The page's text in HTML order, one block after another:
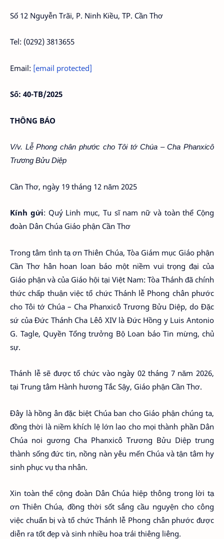
Số 12 Nguyễn Trãi, P. Ninh Kiều, TP. Cần Thơ
Tel: (0292) 3813655
Email: [email protected]
Số: 40-TB/2025
THÔNG BÁO
V/v. Lễ Phong chân phước cho Tôi tớ Chúa – Cha Phanxicô
Trương Bửu Diệp
Cần Thơ, ngày 19 tháng 12 năm 2025
Kính gửi: Quý Linh mục, Tu sĩ nam nữ và toàn thể Cộng
đoàn Dân Chúa Giáo phận Cần Thơ
Trong tâm tình tạ ơn Thiên Chúa, Tòa Giám mục Giáo phận
Cần Thơ hân hoan loan báo một niềm vui trọng đại của
Giáo phận và của Giáo hội tại Việt Nam: Tòa Thánh đã chính
thức chấp thuận việc tổ chức Thánh lễ Phong chân phước
cho Tôi tớ Chúa – Cha Phanxicô Trương Bửu Diệp, do Đặc
sứ của Đức Thánh Cha Lêô XIV là Đức Hồng y Luis Antonio
G. Tagle, Quyền Tổng trưởng Bộ Loan báo Tin mừng, chủ
sự.
Thánh lễ sẽ được tổ chức vào ngày 02 tháng 7 năm 2026,
tại Trung tâm Hành hương Tắc Sậy, Giáo phận Cần Thơ.
Đây là hồng ân đặc biệt Chúa ban cho Giáo phận chúng ta,
đồng thời là niềm khích lệ lớn lao cho mọi thành phần Dân
Chúa noi gương Cha Phanxicô Trương Bửu Diệp trung
thành sống đức tin, nồng nàn yêu mến Chúa và tận tâm hy
sinh phục vụ tha nhân.
Xin toàn thể cộng đoàn Dân Chúa hiệp thông trong lời tạ
ơn Thiên Chúa, đồng thời sốt sắng cầu nguyện cho công
việc chuẩn bị và tổ chức Thánh lễ Phong chân phước được
diễn ra tốt đẹp và sinh nhiều hoa trái thiêng liêng.